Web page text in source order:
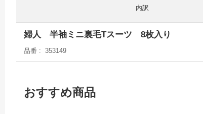
内訳
婦人 半袖ミニ裏毛Tスーツ 8枚入り
品番 353149
おすすめ商品